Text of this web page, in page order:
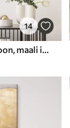
14
Abstraktne kompositsioon, maali imitatsioon